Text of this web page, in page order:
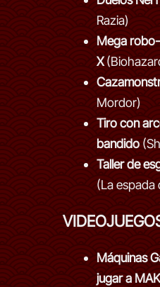
Razia)
Mega
X
Mordor)
Tiro con
bandido
Taller de
(La espada
Máquinas
jugar a